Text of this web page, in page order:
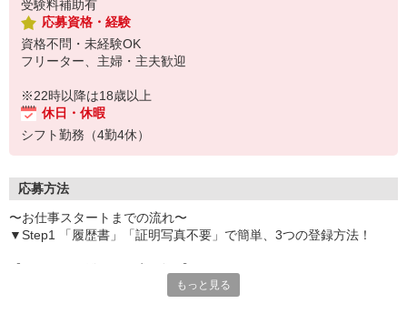
受験料補助有
応募資格・経験
資格不問・未経験OK
フリーター、主婦・主夫歓迎
※22時以降は18歳以上
休日・休暇
シフト勤務（4勤4休）
応募方法
〜お仕事スタートまでの流れ〜
▼Step1 「履歴書」「証明写真不要」で簡単、3つの登録方法！
いつでも好きな時間に登録OKもっと見る